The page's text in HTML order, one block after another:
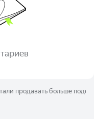
продавать больше